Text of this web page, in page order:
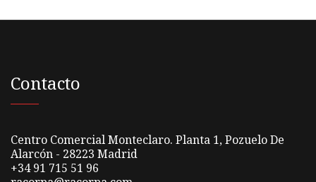
Contacto
Centro Comercial Monteclaro. Planta 1, Pozuelo De
Alarcón - 28223 Madrid
+34 91 715 51 96